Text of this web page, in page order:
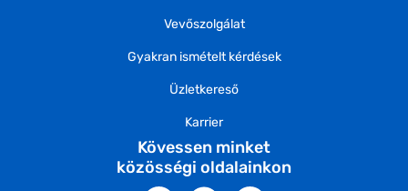
Vevőszolgálat
Gyakran ismételt kérdések
Üzletkereső
Karrier
Kövessen minket
közösségi oldalainkon